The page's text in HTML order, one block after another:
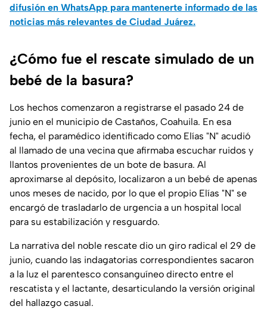
difusión en WhatsApp para mantenerte informado de las
noticias más relevantes de Ciudad Juárez.
¿Cómo fue el rescate simulado de un
bebé de la basura?
Los hechos comenzaron a registrarse el pasado 24 de
junio en el municipio de Castaños, Coahuila. En esa
fecha, el paramédico identificado como Elías "N" acudió
al llamado de una vecina que afirmaba escuchar ruidos y
llantos provenientes de un bote de basura. Al
aproximarse al depósito, localizaron a un bebé de apenas
unos meses de nacido, por lo que el propio Elías "N" se
encargó de trasladarlo de urgencia a un hospital local
para su estabilización y resguardo.
La narrativa del noble rescate dio un giro radical el 29 de
junio, cuando las indagatorias correspondientes sacaron
a la luz el parentesco consanguíneo directo entre el
rescatista y el lactante, desarticulando la versión original
del hallazgo casual.